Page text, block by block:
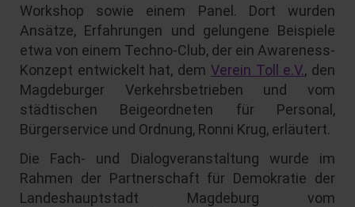
Workshop sowie einem Panel. Dort wurden
Ansätze, Erfahrungen und gelungene Beispiele
etwa von einem Techno-Club, der ein Awareness-
Konzept entwickelt hat, dem Verein Toll e.V., den
Magdeburger Verkehrsbetrieben und vom
städtischen Beigeordneten für Personal,
Bürgerservice und Ordnung, Ronni Krug, erläutert.
Die Fach- und Dialogveranstaltung wurde im
Rahmen der Partnerschaft für Demokratie der
Landeshauptstadt Magdeburg vom